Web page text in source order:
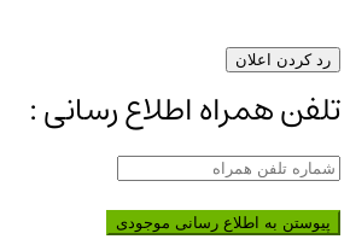
رد کردن اعلان
تلفن همراه اطلاع رسانی :
پیوستن به اطلاع رسانی موجودی